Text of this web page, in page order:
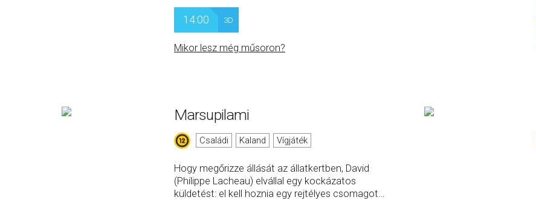
14:00 3D
Mikor lesz még műsoron?
Marsupilami
Családi Kaland Vígjáték
Hogy megőrizze állását az állatkertben, David
(Philippe Lacheau) elvállal egy kockázatos
küldetést: el kell hoznia egy rejtélyes csomagot…